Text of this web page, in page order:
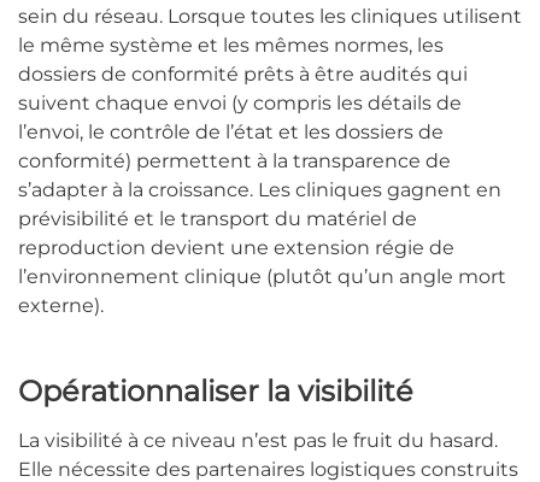
sein du réseau. Lorsque toutes les cliniques utilisent
le même système et les mêmes normes, les
dossiers de conformité prêts à être audités qui
suivent chaque envoi (y compris les détails de
l’envoi, le contrôle de l’état et les dossiers de
conformité) permettent à la transparence de
s’adapter à la croissance. Les cliniques gagnent en
prévisibilité et le transport du matériel de
reproduction devient une extension régie de
l’environnement clinique (plutôt qu’un angle mort
externe).
Opérationnaliser la visibilité
La visibilité à ce niveau n’est pas le fruit du hasard.
Elle nécessite des partenaires logistiques construits